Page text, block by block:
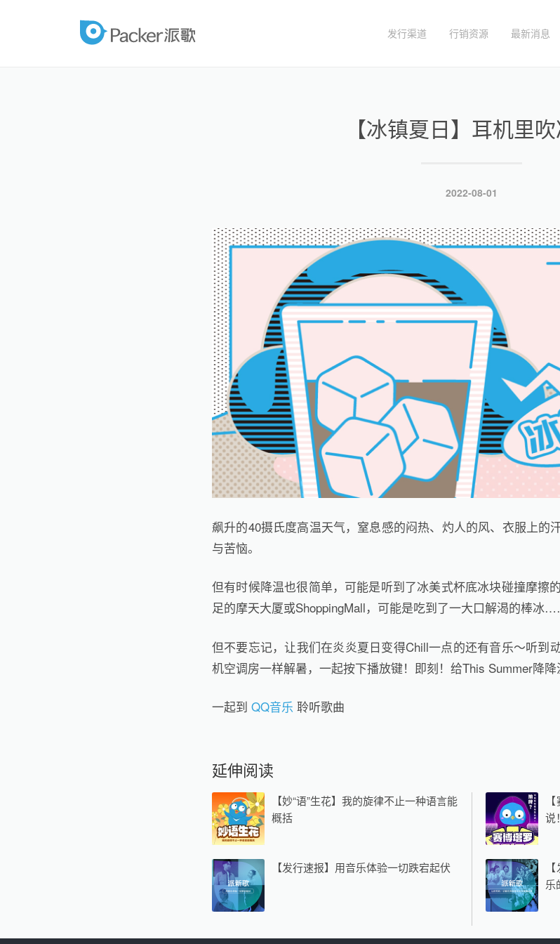
packer 发行渠道 行销资源 最新消息
【冰镇夏日】耳机里
发
2022-08-01
飙升的40摄氏度高温天气，窒息感的闷热、灼人的风、衣服上的
与苦恼。
但有时候降温也很简单，可能是听到了冰美式杯底冰块碰撞摩擦
足的摩天大厦或ShoppingMall，可能是吃到了一大口解渴的棒冰
但不要忘记，让我们在炎炎夏日变得Chill一点的还有音乐～听到
机空调房一样解暑，一起按下播放键！即刻！给This Summer降降
一起到 QQ音乐 聆听歌曲
延伸阅读
【妙“语”生花】我的旋律不止一种语言能
概括
【发行速报】用音乐体验一切跌宕起伏
说！
乐